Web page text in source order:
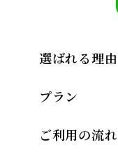
選ばれる理由
プラン
ご利用の流れ